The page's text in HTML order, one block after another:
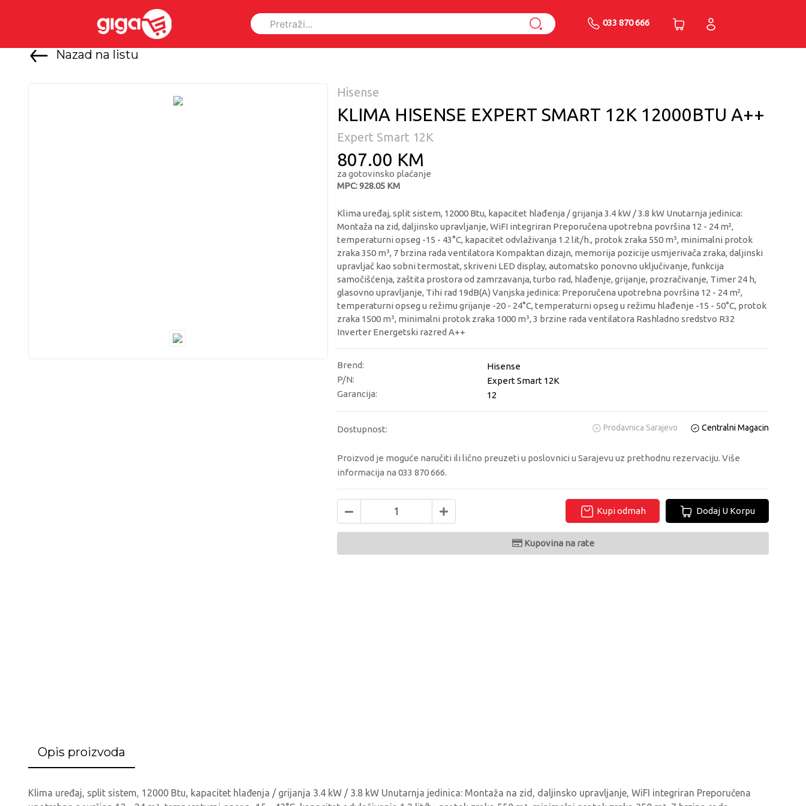
033 870 666
Nazad na listu
Hisense
KLIMA HISENSE EXPERT SMART 12K 12000BTU A++
Expert Smart 12K
807.00 KM
za gotovinsko plaćanje
MPC: 928.05 KM
Klima uređaj, split sistem, 12000 Btu, kapacitet hlađenja / grijanja 3.4 kW / 3.8 kW Unutarnja jedinica:
Montaža na zid, daljinsko upravljanje, WiFI integriran Preporučena upotrebna površina 12 - 24 m²,
temperaturni opseg -15 - 43°C, kapacitet odvlaživanja 1.2 lit/h., protok zraka 550 m³, minimalni protok
zraka 350 m³, 7 brzina rada ventilatora Kompaktan dizajn, memorija pozicije usmjerivača zraka, daljinski
upravljač kao sobni termostat, skriveni LED display, automatsko ponovno uključivanje, funkcija
samočišćenja, zaštita prostora od zamrzavanja, turbo rad, hlađenje, grijanje, prozračivanje, Timer 24 h,
glasovno upravljanje, Tihi rad 19dB(A) Vanjska jedinica: Preporučena upotrebna površina 12 - 24 m²,
temperaturni opseg u režimu grijanje -20 - 24°C, temperaturni opseg u režimu hlađenje -15 - 50°C, protok
zraka 1500 m³, minimalni protok zraka 1000 m³, 3 brzine rada ventilatora Rashladno sredstvo R32
Inverter Energetski razred A++
Brend:
Hisense
P/N:
Expert Smart 12K
Garancija:
12
Dostupnost: Prodavnica Sarajevo Centralni Magacin
Proizvod je moguće naručiti ili lično preuzeti u poslovnici u Sarajevu uz prethodnu rezervaciju. Više
informacija na 033 870 666.
Dodaj U Korpu
Kupi odmah
Kupovina na rate
Opis proizvoda
Klima uređaj, split sistem, 12000 Btu, kapacitet hlađenja / grijanja 3.4 kW / 3.8 kW Unutarnja jedinica: Montaža na zid, daljinsko upravljanje, WiFI integriran Preporučena